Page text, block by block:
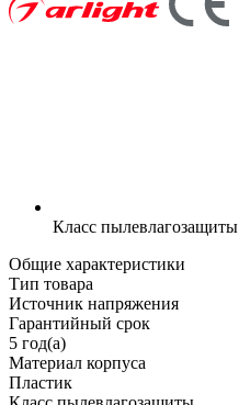
Класс пылевлагозащиты
Общие характеристики
Тип товара
Источник напряжения
Гарантийный срок
5 год(а)
Материал корпуса
Пластик